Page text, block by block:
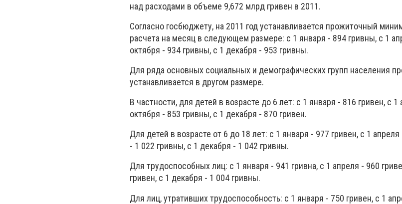
над расходами в объеме 9,672 млрд гривен в 2011.
Согласно госбюджету, на 2011 год устанавливается прожиточный
расчета на месяц в следующем размере: с 1 января - 894 гривны, с 1
октября - 934 гривны, с 1 декабря - 953 гривны.
Для ряда основных социальных и демографических групп населения
устанавливается в другом размере.
В частности, для детей в возрасте до 6 лет: с 1 января - 816 гривен, с 1
октября - 853 гривны, с 1 декабря - 870 гривен.
Для детей в возрасте от 6 до 18 лет: с 1 января - 977 гривен, с 1
- 1 022 гривны, с 1 декабря - 1 042 гривны.
Для трудоспособных лиц: с 1 января - 941 гривна, с 1 апреля - 960
гривен, с 1 декабря - 1 004 гривны.
Для лиц, утративших трудоспособность: с 1 января - 750 гривен, с 1